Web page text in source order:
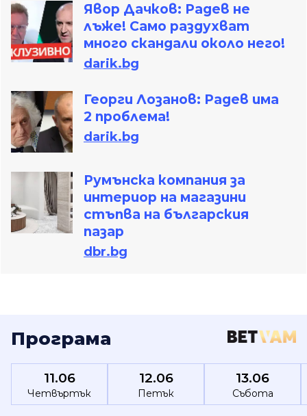
Явор Дачков: Радев не
лъже! Само раздухват
много скандали около него!
darik.bg
Георги Лозанов: Радев има
2 проблема!
darik.bg
Румънска компания за
интериор на магазини
стъпва на българския
пазар
dbr.bg
Програма
11.06
Четвъртък
12.06
Петък
13.06
Събота